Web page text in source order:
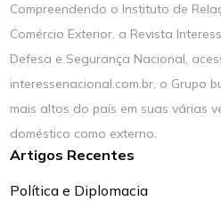
Compreendendo o Instituto de
Comércio Exterior, a Revista
Defesa e Segurança Nacional,
interessenacional.com.br, o Grupo
mais altos do país em suas várias
doméstico como externo.
Artigos Recentes
Política e Diplomacia